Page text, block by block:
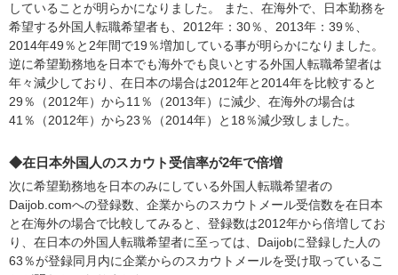
していることが明らかになりました。 また、在海外で、日本勤務を
希望する外国人転職希望者も、2012年：30％、2013年：39％、
2014年49％と2年間で19％増加している事が明らかになりました。
逆に希望勤務地を日本でも海外でも良いとする外国人転職希望者は
年々減少しており、在日本の場合は2012年と2014年を比較すると
29％（2012年）から11％（2013年）に減少、在海外の場合は
41％（2012年）から23％（2014年）と18％減少致しました。
◆在日本外国人のスカウト受信率が2年で倍増
次に希望勤務地を日本のみにしている外国人転職希望者の
Daijob.comへの登録数、企業からのスカウトメール受信数を在日本
と在海外の場合で比較してみると、登録数は2012年から倍増してお
り、在日本の外国人転職希望者に至っては、Daijobに登録した人の
63％が登録同月内に企業からのスカウトメールを受け取っているこ